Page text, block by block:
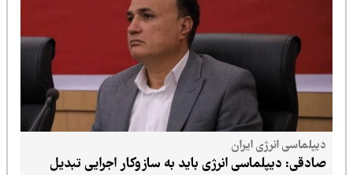
ایران
انرژی باید به سازوکار اجرایی تبدیل